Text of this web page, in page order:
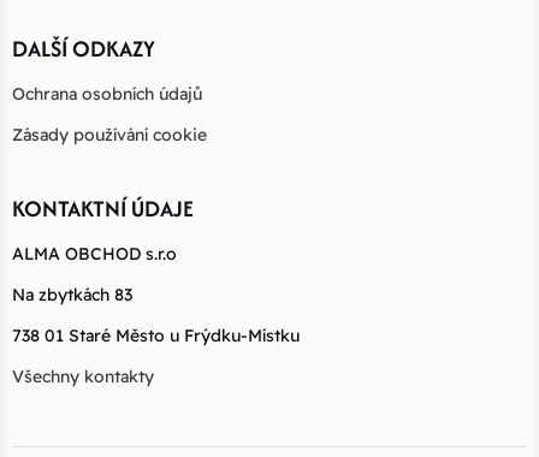
DALŠÍ ODKAZY
Ochrana osobních údajů
Zásady používání cookie
KONTAKTNÍ ÚDAJE
ALMA OBCHOD s.r.o
Na zbytkách 83
738 01 Staré Město u Frýdku-Místku
Všechny kontakty